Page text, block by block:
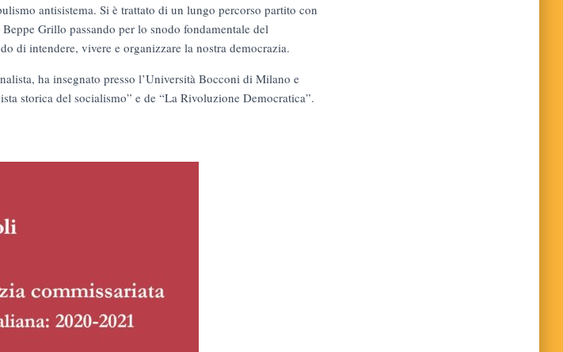
antisistema. Si è trattato di un lungo percorso partito con
Grillo passando per lo snodo fondamentale del
di intendere, vivere e organizzare la nostra democrazia.
ha insegnato presso l’Università Bocconi di Milano e
storica del socialismo” e de “La Rivoluzione Democratica”.